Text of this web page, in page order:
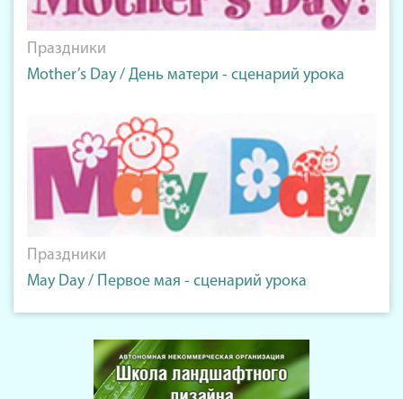
Праздники
Mother’s Day / День матери - сценарий урока
Праздники
May Day / Первое мая - сценарий урока